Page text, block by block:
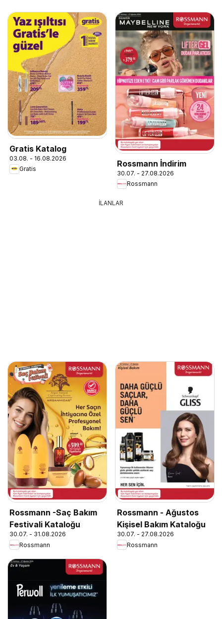
Gratis Katalog
03.08. - 16.08.2026
Gratis
Rossmann İndirim
30.07. - 27.08.2026
Rossmann
İLANLAR
Rossmann -Saç Bakım
Festivali Kataloğu
30.07. - 31.08.2026
Rossmann
Rossmann - Ağustos
Kişisel Bakım Kataloğu
30.07. - 27.08.2026
Rossmann